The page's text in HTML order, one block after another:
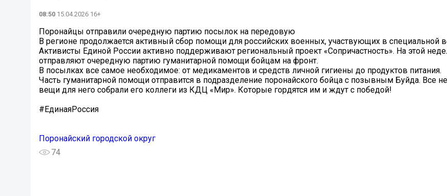
08:50 15.04.2026 16+
Поронайцы отправили очередную партию посылок на передовую
В регионе продолжается активный сбор помощи для российских военных, участвующих в специальной
Активисты Единой России активно поддерживают региональный проект «Сопричастность». На этой
отправляют очередную партию гуманитарной помощи бойцам на фронт.
В посылках все самое необходимое: от медикаментов и средств личной гигиены до продуктов питания.
Часть гуманитарной помощи отправится в подразделение поронайского бойца с позывным Буйда. Все
вещи для него собрали его коллеги из КДЦ «Мир». Которые гордятся им и ждут с победой!
#ЕдинаяРоссия
Поронайский городской округ
74